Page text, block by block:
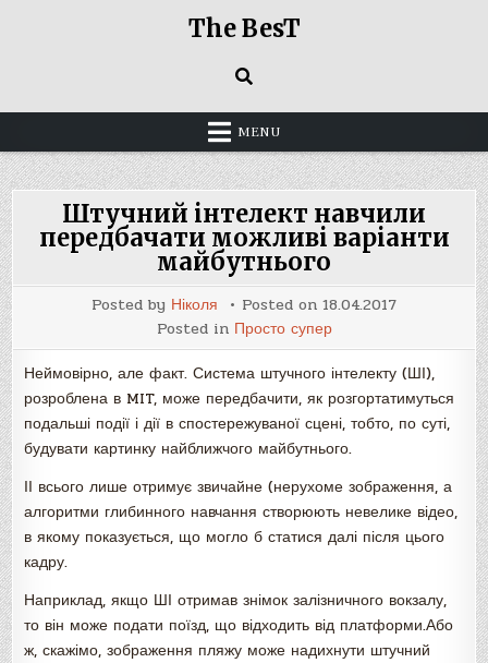
The BesT
MENU
Штучний інтелект навчили
передбачати можливі варіанти
майбутнього
Posted by Ніколя Posted on 18.04.2017
Posted in Просто супер
Неймовірно, але факт. Система штучного інтелекту (ШІ),
розроблена в MIT, може передбачити, як розгортатимуться
подальші події і дії в спостережуваної сцені, тобто, по суті,
будувати картинку найближчого майбутнього.
ІІ всього лише отримує звичайне (нерухоме зображення, а
алгоритми глибинного навчання створюють невелике відео,
в якому показується, що могло б статися далі після цього
кадру.
Наприклад, якщо ШІ отримав знімок залізничного вокзалу,
то він може подати поїзд, що відходить від платформи.Або
ж, скажімо, зображення пляжу може надихнути штучний